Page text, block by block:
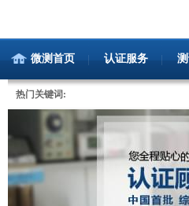
微测首页 认证服务
热门关键词: